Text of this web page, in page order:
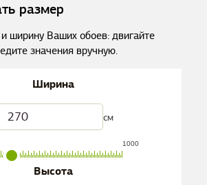
размер
ширину Ваших обоев: двигайте
значения вручную.
Ширина
см
1000
Высота